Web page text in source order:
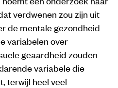
verdwenen zou zijn uit
de mentale gezondheid
variabelen over
geaardheid zouden
variabele die
terwijl heel veel